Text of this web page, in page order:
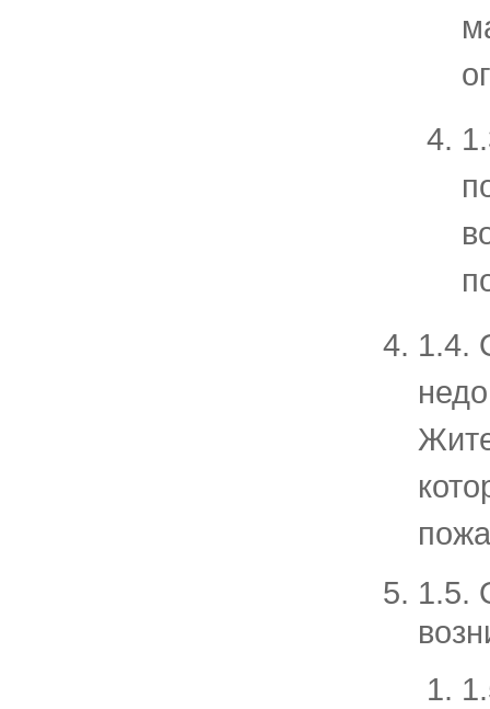
1.4.
1.5.